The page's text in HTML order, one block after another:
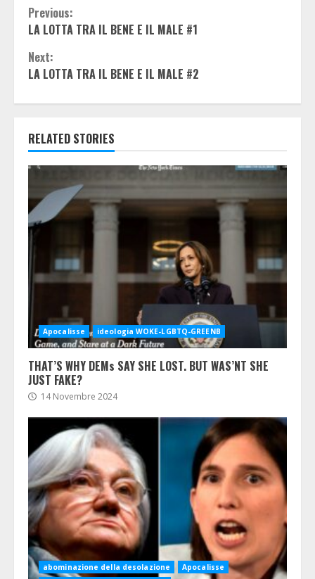
Continue
Reading
Previous:
LA LOTTA TRA IL BENE E IL MALE #1
Next:
LA LOTTA TRA IL BENE E IL MALE #2
RELATED STORIES
Apocalisse ideologia WOKE-LGBTQ-GREENB
THAT’S WHY DEMs SAY SHE LOST. BUT WAS’NT SHE
JUST FAKE?
14 Novembre 2024
abominazione della desolazione
Apocalisse